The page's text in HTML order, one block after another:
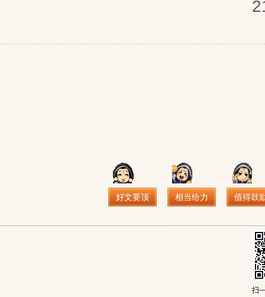
好文要顶 相当给力 值得鼓